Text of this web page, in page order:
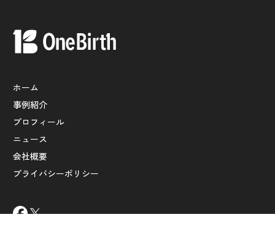
ホーム
事例紹介
プロフィール
ニュース
会社概要
プライバシーポリシー